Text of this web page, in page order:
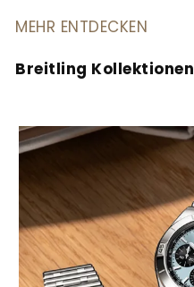
MEHR ENTDECKEN
Breitling Kollektionen